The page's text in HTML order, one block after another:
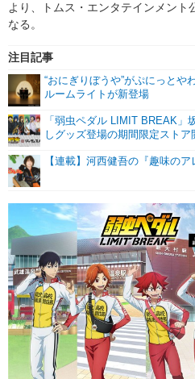
より、トムス・エンタテインメント
なる。
注目記事
“おにぎりぼうや”がぷにっと
ルームライトが新登場
「弱虫ペダル LIMIT BREAK」
しグッズ登場の期間限定ストア
【連載】河西健吾の『趣味のア